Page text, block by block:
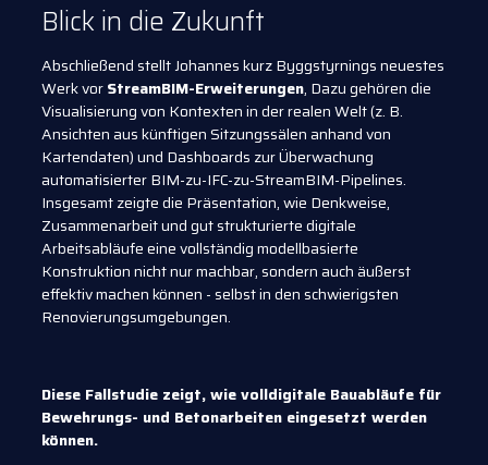
Blick in die Zukunft
Abschließend stellt Johannes kurz Byggstyrnings neuestes
Werk vorStreamBIM-Erweiterungen, Dazu gehören die
Visualisierung von Kontexten in der realen Welt (z. B.
Ansichten aus künftigen Sitzungssälen anhand von
Kartendaten) und Dashboards zur Überwachung
automatisierter BIM-zu-IFC-zu-StreamBIM-Pipelines.
Insgesamt zeigte die Präsentation, wie Denkweise,
Zusammenarbeit und gut strukturierte digitale
Arbeitsabläufe eine vollständig modellbasierte
Konstruktion nicht nur machbar, sondern auch äußerst
effektiv machen können - selbst in den schwierigsten
Renovierungsumgebungen.
Diese Fallstudie zeigt, wie volldigitale Bauabläufe für
Bewehrungs- und Betonarbeiten eingesetzt werden
können.